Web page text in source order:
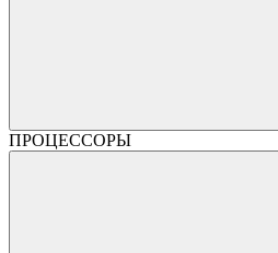
ПРОЦЕССОРЫ